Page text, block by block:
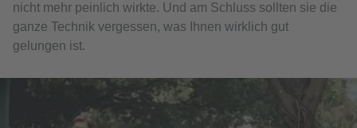
nicht mehr peinlich wirkte. Und am Schluss sollten sie die
ganze Technik vergessen, was Ihnen wirklich gut
gelungen ist.